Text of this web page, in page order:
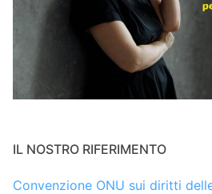
IL NOSTRO RIFERIMENTO
Convenzione ONU sui diritti